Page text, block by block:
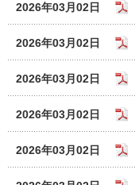
2026年03月02日
2026年03月02日
2026年03月02日
2026年03月02日
2026年03月02日